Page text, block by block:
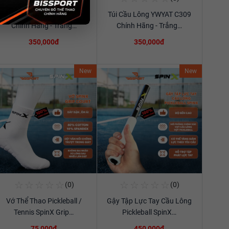
Xem chi tiết
Túi Cầu Lông YWYAT C309
Chính Hãng - Trắng…
350,000đ
Xem chi tiết
Túi Cầu Lông YWYAT C309
Chính Hãng - Trắng…
350,000đ
New
(0)
Vớ Thể Thao Pickleball /
Tennis SpinX Grip…
New
Xem chi tiết
(0)
Gậy Tập Lực Tay Cầu Lông
Pickleball SpinX…